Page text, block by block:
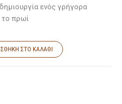
ενός γρήγορα
το πρωί
ΣΤΟ ΚΑΛΆΘΙ